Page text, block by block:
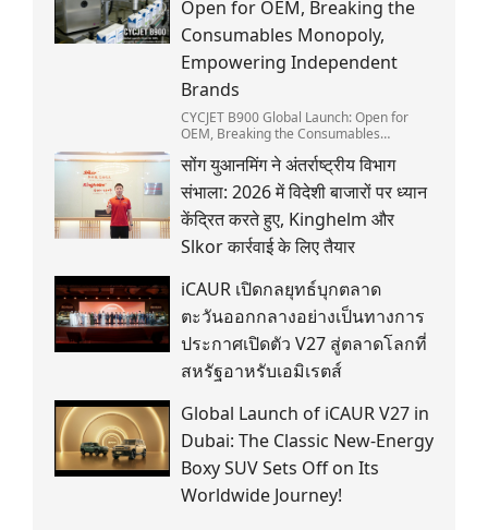
Open for OEM, Breaking the
Consumables Monopoly,
Empowering Independent
Brands
CYCJET B900 Global Launch: Open for
OEM, Breaking the Consumables
Brands
सोंग युआनमिंग ने अंतर्राष्ट्रीय विभाग
संभाला: 2026 में विदेशी बाजारों पर ध्यान
केंद्रित करते हुए, Kinghelm और
Slkor कार्रवाई के लिए तैयार
iCAUR เปิดกลยุทธ์บุกตลาด
ตะวันออกกลางอย่างเป็นทางการ
ประกาศเปิดตัว V27 สู่ตลาดโลกที่
สหรัฐอาหรับเอมิเรตส์
Global Launch of iCAUR V27 in
Dubai: The Classic New-Energy
Boxy SUV Sets Off on Its
Worldwide Journey!